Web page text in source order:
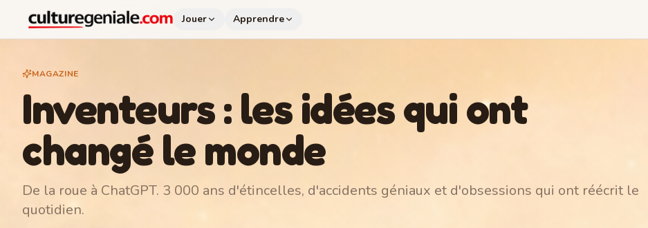
Jouer Apprendre
MAGAZINE
Inventeurs : les idées qui ont
changé le monde
De la roue à ChatGPT. 3 000 ans d'étincelles, d'accidents géniaux et d'obsessions qui ont réécrit le
quotidien.